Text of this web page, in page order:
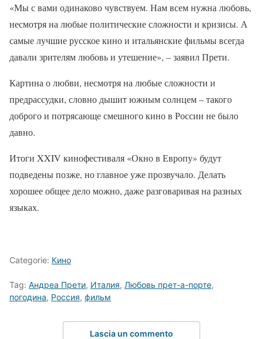
«Мы с вами одинаково чувствуем. Нам всем нужна любовь,
несмотря на любые политические сложности и кризисы. А
самые лучшие русское кино и итальянские фильмы всегда
давали зрителям любовь и утешение», – заявил Прети.
Картина о любви, несмотря на любые сложности и
предрассудки, словно дышит южным солнцем – такого
доброго и потрясающе смешного кино в России не было
давно.
Итоги XXIV кинофестиваля «Окно в Европу» будут
подведены позже, но главное уже прозвучало. Делать
хорошее общее дело можно, даже разговаривая на разных
языках.
Categorie: Кино
Tag: Андреа Прети, Италия, Любовь прет-а-порте,
погодина, Россия, фильм
Lascia un commento